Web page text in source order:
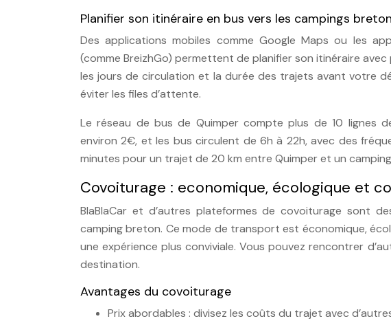
Planifier son itinéraire en bus vers les campings
Des applications mobiles comme Google Maps ou les
(comme BreizhGo) permettent de planifier son itinéraire
les jours de circulation et la durée des trajets avant votre
éviter les files d’attente.
Le réseau de bus de Quimper compte plus de 10 lignes
environ 2€, et les bus circulent de 6h à 22h, avec des
minutes pour un trajet de 20 km entre Quimper et un
Covoiturage : economique, écologique et
BlaBlaCar et d’autres plateformes de covoiturage sont
camping breton. Ce mode de transport est économique,
une expérience plus conviviale. Vous pouvez rencontrer
destination.
Avantages du covoiturage
Prix abordables : divisez les coûts du trajet avec